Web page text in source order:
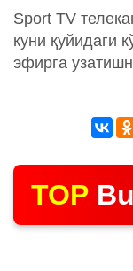
Sport TV
куни қуйидаги
эфирга
TOP